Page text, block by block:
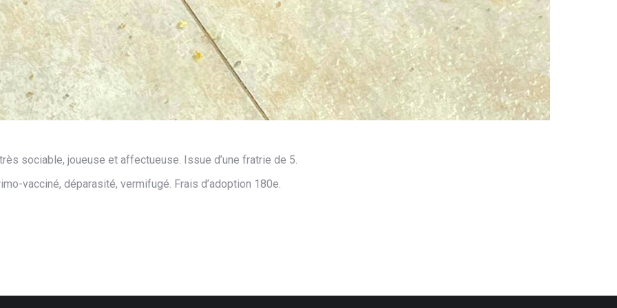
sociable, joueuse et affectueuse. Issue d’une fratrie de 5.
vacciné, déparasité, vermifugé. Frais d’adoption 180e.